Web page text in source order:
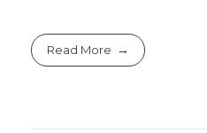
Read More